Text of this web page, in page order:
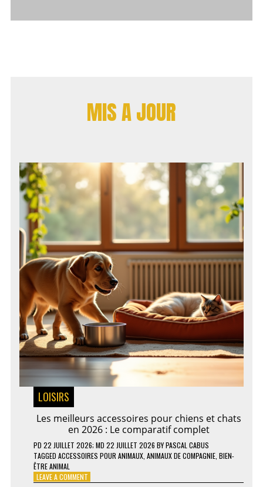
MIS A JOUR
LOISIRS
Les meilleurs accessoires pour chiens et chats
en 2026 : Le comparatif complet
PD 22 JUILLET 2026; MD 22 JUILLET 2026 BYPASCAL CABUS
TAGGED ACCESSOIRES POUR ANIMAUX, ANIMAUX DE COMPAGNIE, BIEN-
ÊTRE ANIMAL
LEAVE A COMMENTON